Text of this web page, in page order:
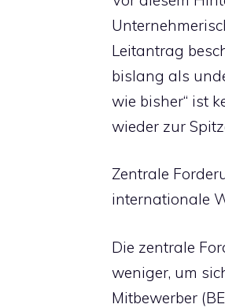
Leitantrag
bislang als
wie bisher“ ist
wieder zur
Zentrale
internationale
Die zentrale
weniger, um
Mitbewerber